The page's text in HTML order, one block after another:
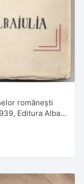
românești
Editura Alba,